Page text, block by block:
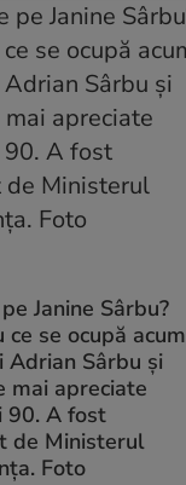
Janine Sârbu?
ce se ocupă acum
Sârbu și
mai apreciate
90. A fost
de Ministerul
Foto